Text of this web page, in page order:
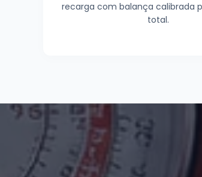
recarga com balança calibrada
total.